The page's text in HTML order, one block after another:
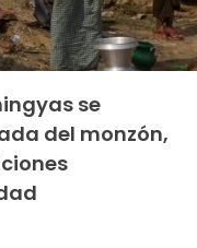
se
del monzón,